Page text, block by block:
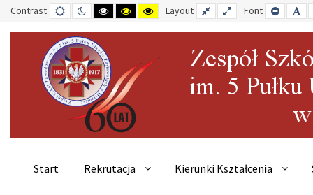
Contrast DEFAULT
MODE
NIGHT
MODE
HIGH
CONTRAST
BLACK
HIGH
CONTRAST
BLACK
HIGH
CONTRAST
YELLOW
Layout FIXED
LAYOUT
WIDE
LAYOUT
Font SET
FONT
Start Rekrutacja Kierunki Kształcenia